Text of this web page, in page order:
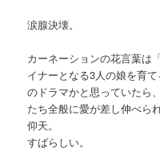
涙腺決壊。
カーネーションの花言葉は
イナーとなる3人の娘を育
のドラマかと思っていたら
たち全般に愛が差し伸べら
仰天。
すばらしい。